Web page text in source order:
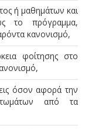
ή μαθημάτων και
το πρόγραμμα,
κανονισμό,
φοίτησης στο
όσον αφορά την
από τα